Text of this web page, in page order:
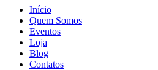
Início
Quem Somos
Eventos
Loja
Blog
Contatos